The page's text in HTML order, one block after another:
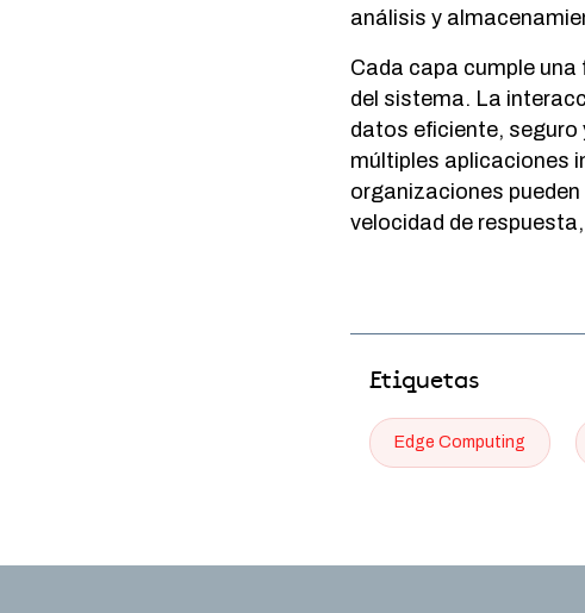
análisis y
Cada capa cumple
del sistema. La
datos eficiente, seguro
múltiples aplicaciones
organizaciones
velocidad de
Etiquetas
Edge Computing